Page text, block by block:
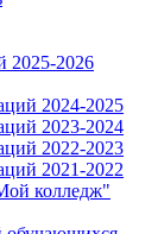
2025-2026
2024-2025
2023-2024
2022-2023
2021-2022
колледж"